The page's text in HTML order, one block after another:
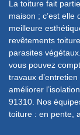
La toiture fait
maison ; c’est
meilleure
revêtements
parasites
vous pouvez
travaux
améliorer
91310. Nos
toiture : en pente,